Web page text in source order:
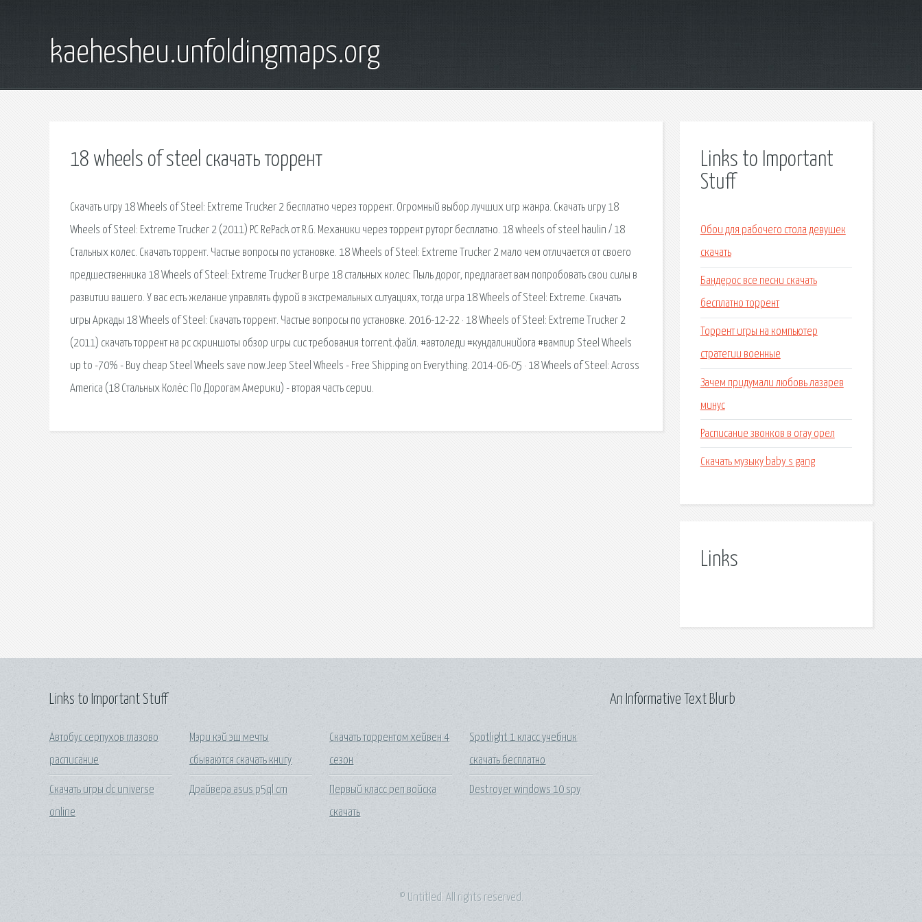
kaehesheu.unfoldingmaps.org
18 wheels of steel скачать торрент
Скачать игру 18 Wheels of Steel: Extreme Trucker 2 бесплатно через торрент. Огромный выбор лучших игр жанра. Скачать игру 18
Wheels of Steel: Extreme Trucker 2 (2011) PC RePack от R.G. Механики через торрент руторг бесплатно. 18 wheels of steel haulin / 18
Стальных колес. Скачать торрент. Частые вопросы по установке. 18 Wheels of Steel: Extreme Trucker 2 мало чем отличается от своего
предшественника 18 Wheels of Steel: Extreme Trucker В игре 18 стальных колес: Пыль дорог, предлагает вам попробовать свои силы в
развитии вашего. У вас есть желание управлять фурой в экстремальных ситуациях, тогда игра 18 Wheels of Steel: Extreme. Скачать
игры Аркады 18 Wheels of Steel: Скачать торрент. Частые вопросы по установке. 2016-12-22 · 18 Wheels of Steel: Extreme Trucker 2
(2011) скачать торрент на pc скриншоты обзор игры сис требования torrent.файл. #автоледи #кундалинийога #вампир Steel Wheels
up to -70% - Buy cheap Steel Wheels save now.Jeep Steel Wheels - Free Shipping on Everything. 2014-06-05 · 18 Wheels of Steel: Across
America (18 Стальных Колёс: По Дорогам Америки) - вторая часть серии.
Links to Important
Stuff
Обои для рабочего стола девушек
скачать
Бандерос все песни скачать
бесплатно торрент
Торрент игры на компьютер
стратегии военные
Зачем придумали любовь лазарев
минус
Расписание звонков в огау орел
Скачать музыку baby s gang
Links
Links to Important Stuff
Автобус серпухов глазово
расписание
Скачать игры dc universe
online
Мэри кэй эш мечты
сбываются скачать книгу
Драйвера asus p5ql cm
Скачать торрентом хейвен 4
сезон
Первый класс реп войска
скачать
Spotlight 1 класс учебник
скачать бесплатно
Destroyer windows 10 spy
An Informative Text Blurb
© Untitled. All rights reserved.